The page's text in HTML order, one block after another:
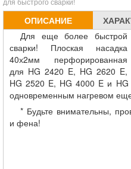
ОПИСАНИЕ
Для еще более быстрой
сварки! Плоская насадка
40х2мм перфорированная
для HG 2420 E, HG 2620 E,
HG 2520 E, HG 4000 E и HG
одновременным нагревом
* Будьте внимательны,
и фена!